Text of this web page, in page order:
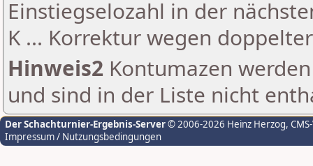
Einstiegselozahl in der
K ... Korrektur wegen
Hinweis2 Kontumazen
und sind in der Liste nicht
Der Schachturnier-Ergebnis-Server© 2006-2026 Heinz Herzog,
Impressum / Nutzungsbedingungen